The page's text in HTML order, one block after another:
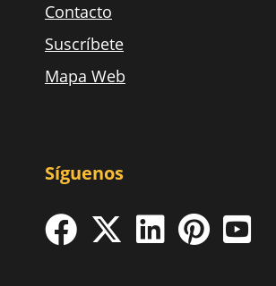
Contacto
Suscríbete
Mapa Web
Síguenos